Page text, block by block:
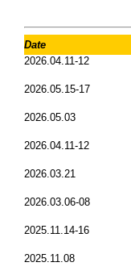
Date
2026.04.11-12
2026.05.15-17
2026.05.03
2026.04.11-12
2026.03.21
2026.03.06-08
2025.11.14-16
2025.11.08